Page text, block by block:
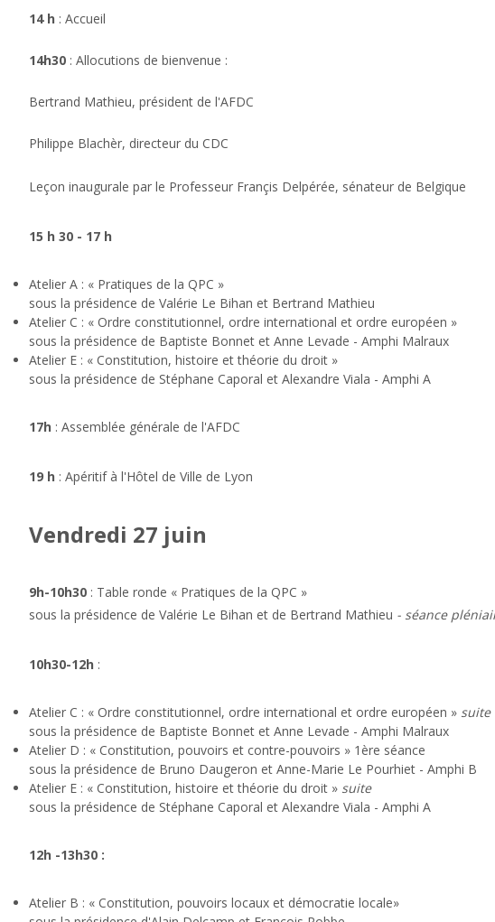
14 h : Accueil
14h30: Allocutions de bienvenue :
Bertrand Mathieu, président de l'AFDC
Philippe Blachèr, directeur du CDC
Leçon inaugurale par le Professeur Françis Delpérée, sénateur de Belgique
15 h 30 - 17 h
Atelier A : « Pratiques de la QPC »
sous la présidence de Valérie Le Bihan et Bertrand Mathieu
Atelier C : « Ordre constitutionnel, ordre international et ordre européen »
sous la présidence de Baptiste Bonnet et Anne Levade - Amphi Malraux
Atelier E : « Constitution, histoire et théorie du droit »
sous la présidence de Stéphane Caporal et Alexandre Viala - Amphi A
17h : Assemblée générale de l'AFDC
19 h : Apéritif à l'Hôtel de Ville de Lyon
Vendredi 27 juin
9h-10h30 : Table ronde « Pratiques de la QPC »
sous la présidence de Valérie Le Bihan et de Bertrand Mathieu - séance
10h30-12h :
Atelier C : « Ordre constitutionnel, ordre international et ordre européen » suite
sous la présidence de Baptiste Bonnet et Anne Levade - Amphi Malraux
Atelier D : « Constitution, pouvoirs et contre-pouvoirs »1ère séance
sous la présidence de Bruno Daugeron et Anne-Marie Le Pourhiet - Amphi B
Atelier E : « Constitution, histoire et théorie du droit » suite
sous la présidence de Stéphane Caporal et Alexandre Viala - Amphi A
12h -13h30 :
Atelier B : « Constitution, pouvoirs locaux et démocratie locale»